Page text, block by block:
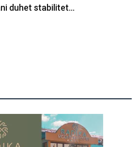
stabilitet…